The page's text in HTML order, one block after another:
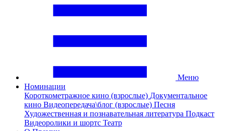
Меню
Номинации
Короткометражное кино (взрослые) Документальное
кино Видеопередача\блог (взрослые) Песня
Художественная и познавательная литература Подкаст
Видеоролики и шортс Театр